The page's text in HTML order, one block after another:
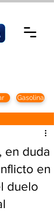
Gasolina
en duda
en
duelo